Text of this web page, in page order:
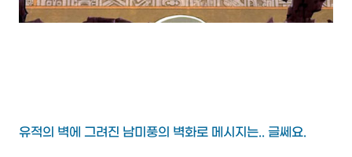
유적의 벽에 그려진 남미풍의 벽화로 메시지는.. 글쎄요.